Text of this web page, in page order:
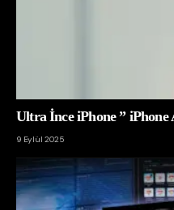
Ultra İnce iPhone ” iPhone
9 Eylül 2025